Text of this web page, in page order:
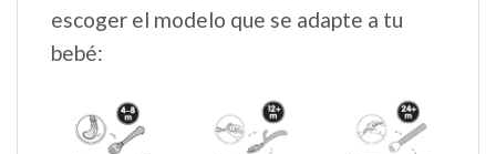
escoger el modelo que se adapte a tu
bebé: